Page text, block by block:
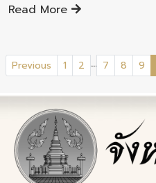
Read More
Previous 1 2 ... 7 8 9